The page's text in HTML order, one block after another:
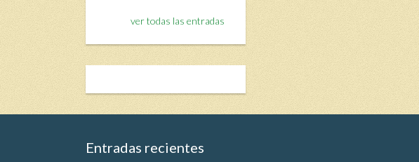
ver todas las entradas
Entradas recientes